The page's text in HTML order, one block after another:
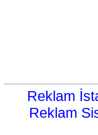
Reklam
Reklam